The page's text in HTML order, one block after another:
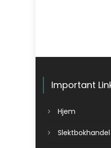
Important
Hjem